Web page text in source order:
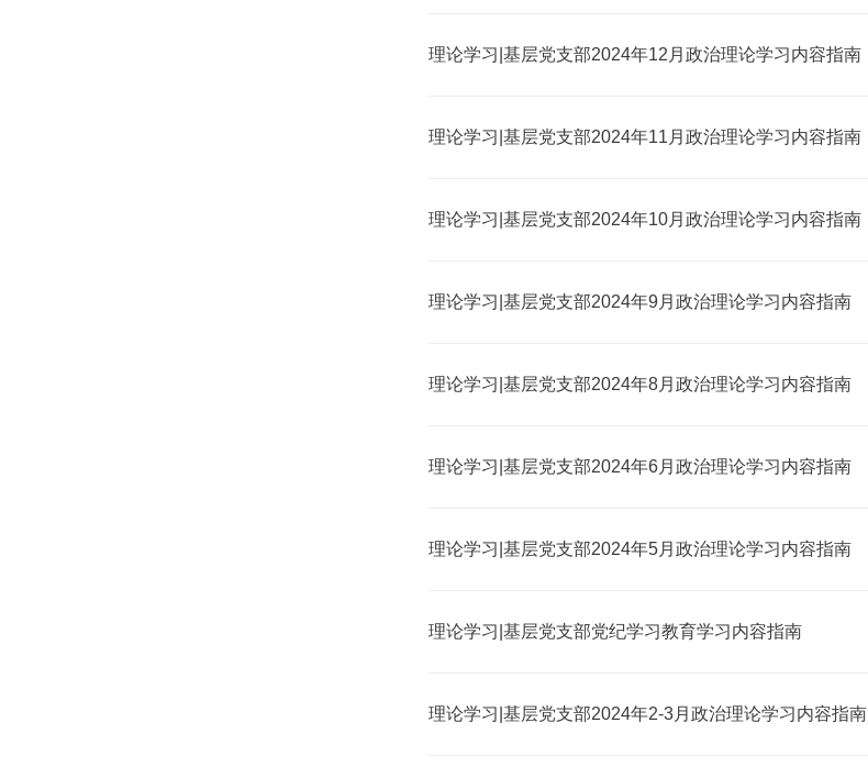
理论学习|基层党支部2024年12月政治理论学习内容指南
理论学习|基层党支部2024年11月政治理论学习内容指南
理论学习|基层党支部2024年10月政治理论学习内容指南
理论学习|基层党支部2024年9月政治理论学习内容指南
理论学习|基层党支部2024年8月政治理论学习内容指南
理论学习|基层党支部2024年6月政治理论学习内容指南
理论学习|基层党支部2024年5月政治理论学习内容指南
理论学习|基层党支部党纪学习教育学习内容指南
理论学习|基层党支部2024年2-3月政治理论学习内容指南